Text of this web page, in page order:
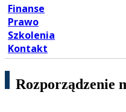
Finanse
Prawo
Szkolenia
Kontakt
Rozporządzenie